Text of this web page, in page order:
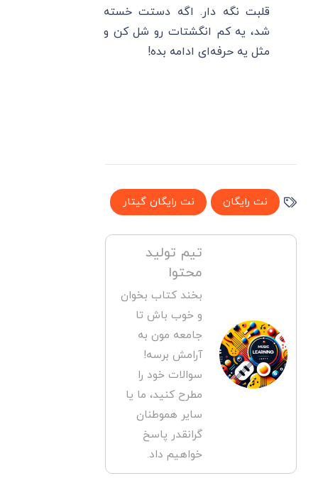
قلبت نگه دار. اگه دستت خسته
شد، یه کم انگشتات رو شل کن و
مثل یه حرفه‌ای ادامه بده!
نت رایگان نت رایگان گیتار
تیم تولید
محتوا
بخند کتاب بخوان
و خوب باش تا
جامعه مون به
آرامش برسه!
سوالات خود را
مطرح کنید، ما یا
سایر هموطنان
گرانقدر پاسخ
خواهیم داد.